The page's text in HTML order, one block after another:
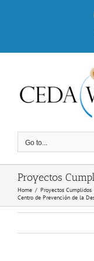
Go to...
Proyectos
Home / Proyectos Cumplidos
Centro de Prevención de la